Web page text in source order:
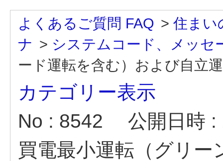
よくあるご質問 FAQ > 住まい
ナ > システムコード、メッセ
ード運転を含む）および自立
カテゴリー表示
No : 8542
公開日時
買電最小運転（グリ